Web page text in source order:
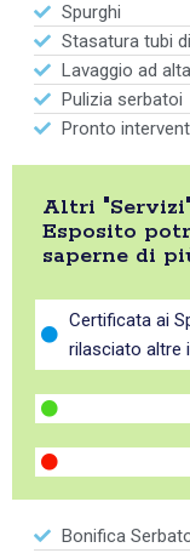
Spurghi
Stasatura tubi
Lavaggio ad
Pulizia serbatoi
Pronto
Altri
Esposito
saperne di
Certificata ai
rilasciato altre
Bonifica